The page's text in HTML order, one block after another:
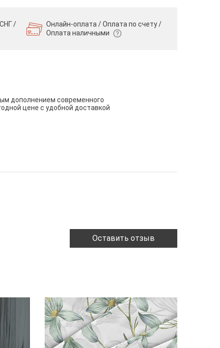
/
Онлайн-оплата / Оплата по счету /
Оплата наличными
дополнением современного
цене с удобной доставкой
Оставить отзыв